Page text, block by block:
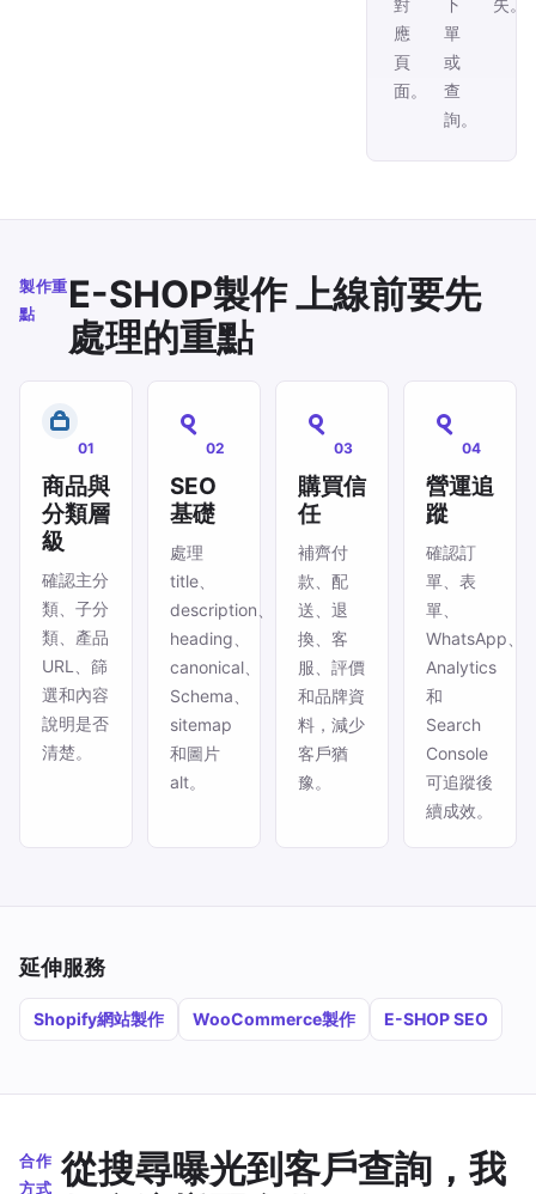
對
應
頁
面。
下
單
或
查
詢。
失。
製作重
點
E-SHOP製作 上線前要先
處理的重點
01
商品與
分類層
級
確認主分
類、子分
類、產品
URL、篩
選和內容
說明是否
清楚。
02
SEO
基礎
處理
title、
description、
heading、
canonical、
Schema、
sitemap
和圖片
alt。
03
購買信
任
補齊付
款、配
送、退
換、客
服、評價
和品牌資
料，減少
客戶猶
豫。
04
營運追
蹤
確認訂
單、表
單、
WhatsApp、
Analytics
和
Search
Console
可追蹤後
續成效。
延伸服務
Shopify網站製作 WooCommerce製作 E-SHOP SEO
合作
方式 從搜尋曝光到客戶查詢，我